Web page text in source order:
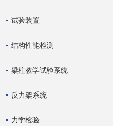
试验装置
结构性能检测
梁柱教学试验系统
反力架系统
力学检验